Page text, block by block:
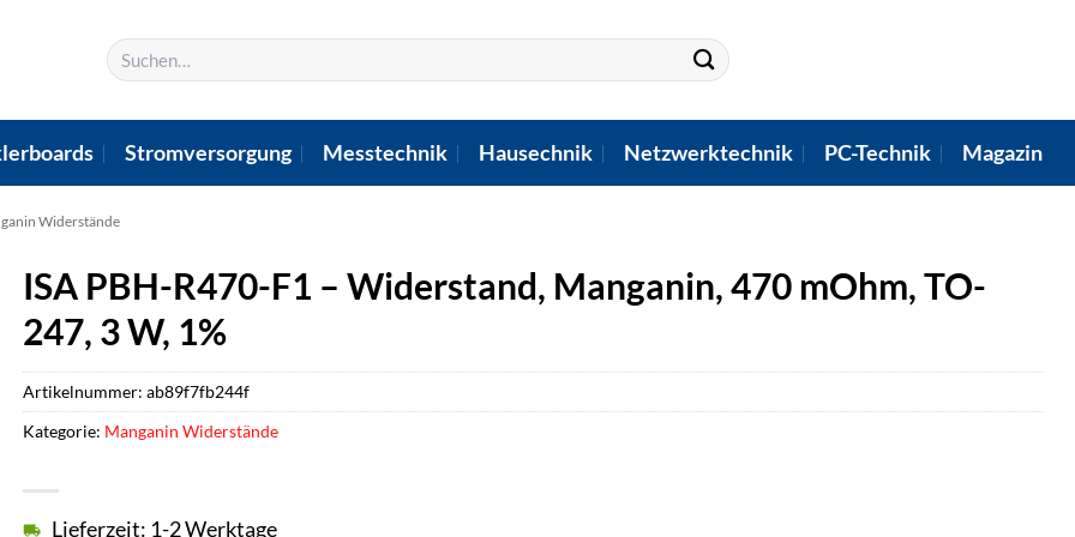
Suchen
nach:
Stromversorgung Messtechnik Hausechnik Netzwerktechnik PC-Technik Magazin
Widerstände
ISA PBH-R470-F1 – Widerstand, Manganin, 470 mOhm, TO-
247, 3 W, 1%
Lieferzeit: 1-2 Werktage
Artikelnummer: ab89f7fb244f
Kategorie: Manganin Widerstände